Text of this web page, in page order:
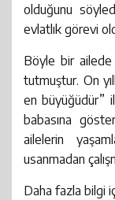
olduğunu
evlatlık görevi
Böyle bir
tutmuştur. On
en büyüğüdür”
babasına
ailelerin
usanmadan
Daha fazla bilgi